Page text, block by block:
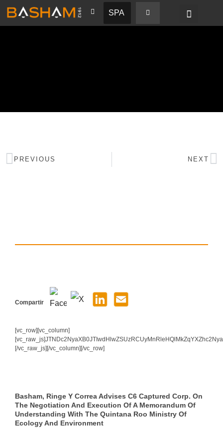
SPA
PREVIOUS NEXT
Compartir
[vc_row][vc_column]
[/vc_raw_js][/vc_column][/vc_row]
Basham, Ringe Y Correa Advises C6 Captured Corp. On
The Negotiation And Execution Of A Memorandum Of
Understanding With The Quintana Roo Ministry Of
Ecology And Environment